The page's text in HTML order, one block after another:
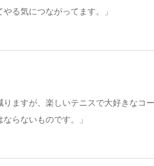
る気につながってます。」
りますが、楽しいテニスで大好きなコ
らないものです。」